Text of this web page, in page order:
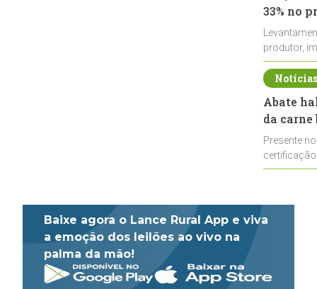
33% no
produtor,
de leite cru
Abate
da
Presente
Baixe agora o Lance Rural App e viva
a emoção dos leilões ao vivo na
palma da mão!